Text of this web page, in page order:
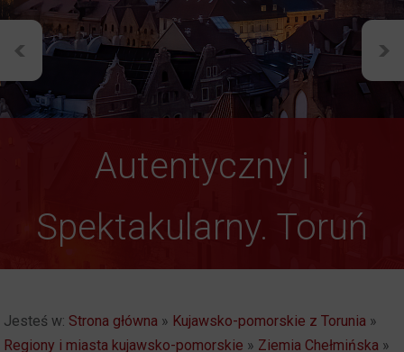
Autentyczny i
Spektakularny. Toruń
Weekendowe
Zwiedzanie Torunia
Jesteś w: Strona główna » Kujawsko-pomorskie z Torunia »
Regiony i miasta kujawsko-pomorskie » Ziemia Chełmińska »